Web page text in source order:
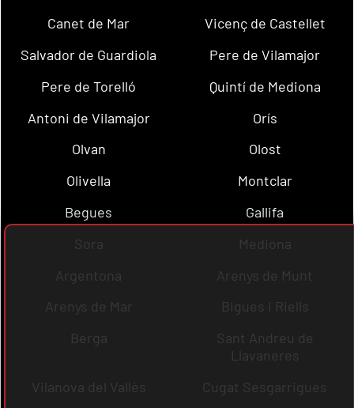
Canet de Mar
Vicenç de Castellet
Salvador de Guardiola
Pere de Vilamajor
Pere de Torelló
Quintí de Mediona
Antoni de Vilamajor
Orís
Olvan
Olost
Olivella
Montclar
Begues
Gallifa
Sora
Mediona
Argentona
Arenys de Munt
Arenys de Mar
Bigues i Riells
Berga
Sant Andreu de
Llavaneres
Vilanova del Vallès
Cugat Sesgarrigues